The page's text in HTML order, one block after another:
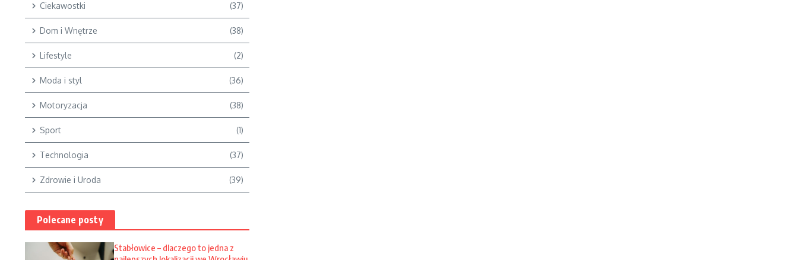
Ciekawostki (37)
Dom i Wnętrze (38)
Lifestyle (2)
Moda i styl (36)
Motoryzacja (38)
Sport (1)
Technologia (37)
Zdrowie i Uroda (39)
Polecane posty
Stabłowice – dlaczego to jedna z